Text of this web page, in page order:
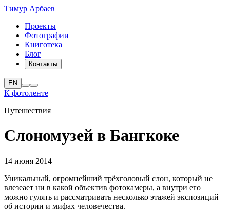
Тимур Арбаев
Проекты
Фотографии
Книготека
Блог
Контакты
EN
К фотоленте
Путешествия
Слономузей в Бангкоке
14 июня 2014
Уникальный, огромнейший трёхголовый слон, который не
влезеает ни в какой объектив фотокамеры, а внутри его
можно гулять и рассматривать несколько этажей экспозиций
об истории и мифах человечества.